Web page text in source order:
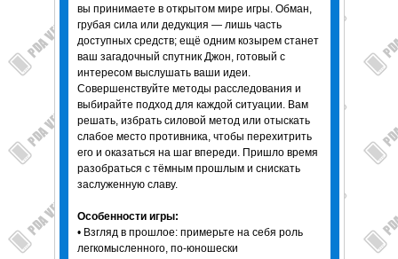
вы принимаете в открытом мире игры. Обман,
грубая сила или дедукция — лишь часть
доступных средств; ещё одним козырем станет
ваш загадочный спутник Джон, готовый с
интересом выслушать ваши идеи.
Совершенствуйте методы расследования и
выбирайте подход для каждой ситуации. Вам
решать, избрать силовой метод или отыскать
слабое место противника, чтобы перехитрить
его и оказаться на шаг впереди. Пришло время
разобраться с тёмным прошлым и снискать
заслуженную славу.
Особенности игры:
• Взгляд в прошлое: примерьте на себя роль
легкомысленного, по-юношески